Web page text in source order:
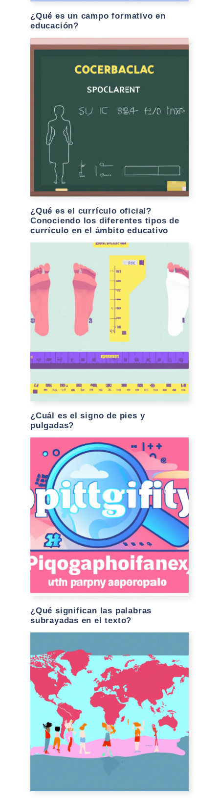
¿Qué es un campo formativo en
educación?
¿Qué es el currículo oficial?
Conociendo los diferentes tipos de
currículo en el ámbito educativo
¿Cuál es el signo de pies y
pulgadas?
¿Qué significan las palabras
subrayadas en el texto?